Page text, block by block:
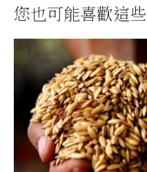
您也可能喜歡這